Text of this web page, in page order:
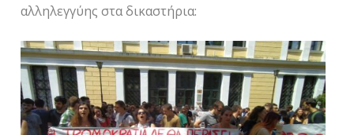
αλληλεγγύης στα δικαστήρια: